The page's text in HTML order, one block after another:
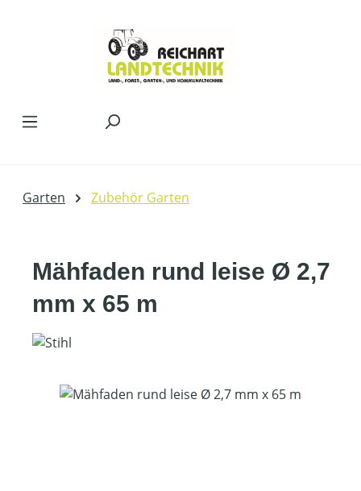
Garten Zubehör Garten
Mähfaden rund leise Ø 2,7
mm x 65 m
Bildergalerie überspringen